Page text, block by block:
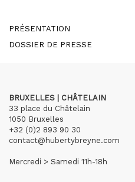
PRÉSENTATION
DOSSIER DE PRESSE
BRUXELLES | CHÂTELAIN
33 place du Châtelain
1050 Bruxelles
+32 (0)2 893 90 30
contact@hubertybreyne.com
Mercredi > Samedi 11h-18h